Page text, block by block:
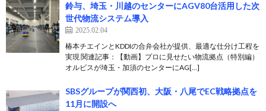
鈴与、埼玉・川越のセンターにAGV80台活用した次
世代物流システム導入
2025.02.04
椿本チエインとKDDIの合弁会社が提供、最適な仕分け工程を
実現 関連記事：【動画】プロに見せたい物流拠点（特別編）
オルビスが埼玉・加須のセンターにAG[…]
SBSグループが関西初、大阪・八尾でEC戦略拠点を
11月に開設へ